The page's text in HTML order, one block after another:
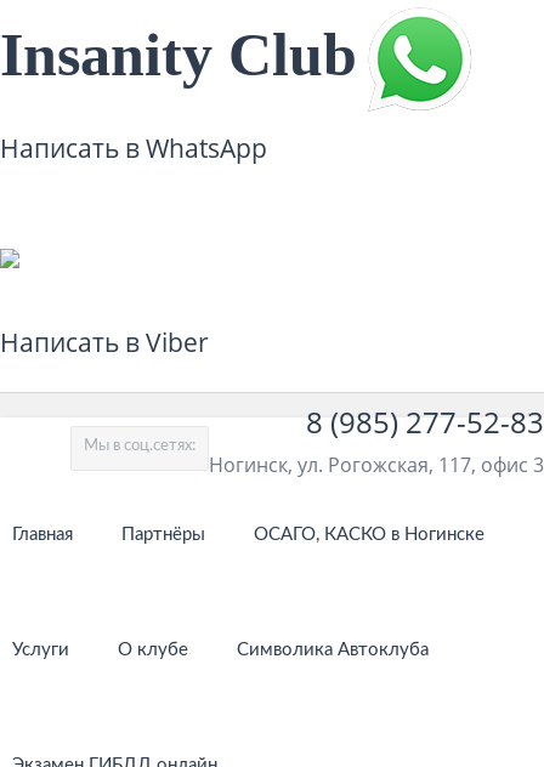
Insanity Club
Написать в WhatsApp
Написать в Viber
8 (985) 277-52-83
Ногинск, ул. Рогожская, 117, офис 3
Мы в соц.сетях:
Главная Партнёры ОСАГО, КАСКО в Ногинске
Услуги О клубе Символика Автоклуба